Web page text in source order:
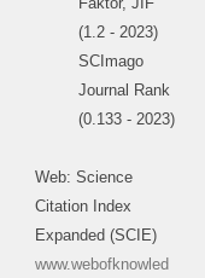
(1.2 - 2023)
SCImago
Journal Rank
(0.133 - 2023)
Web: Science
Citation Index
Expanded (SCIE)
www.webofknowled